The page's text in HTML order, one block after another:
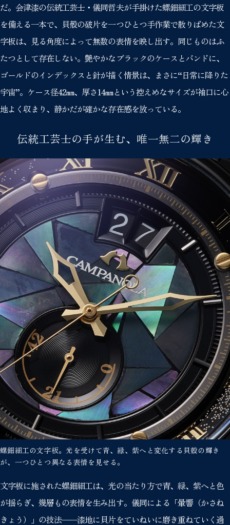
だ。会津漆の伝統工芸士・儀同哲夫が手掛けた螺鈿細工の文字板
を備える一本で、貝殻の破片を一つひとつ手作業で散りばめた文
字板は、見る角度によって無数の表情を映し出す。同じものはふ
たつとして存在しない。艶やかなブラックのケースとバンドに、
ゴールドのインデックスと針が描く情景は、まさに“日常に降りた
宇宙”。ケース径42㎜、厚さ14㎜という控えめなサイズが袖口に心
地よく収まり、静かだが確かな存在感を放っている。
伝統工芸士の手が生む、唯一無二の輝き
螺鈿細工の文字板。光を受けて青、緑、紫へと変化する貝殻の輝き
が、一つひとつ異なる表情を見せる。
文字板に施された螺鈿細工は、光の当たり方で青、緑、紫へと色
が揺らぎ、幾層もの表情を生み出す。儀同による「暈響（かさね
きょう）」の技法——漆地に貝片をていねいに磨き重ねていく過